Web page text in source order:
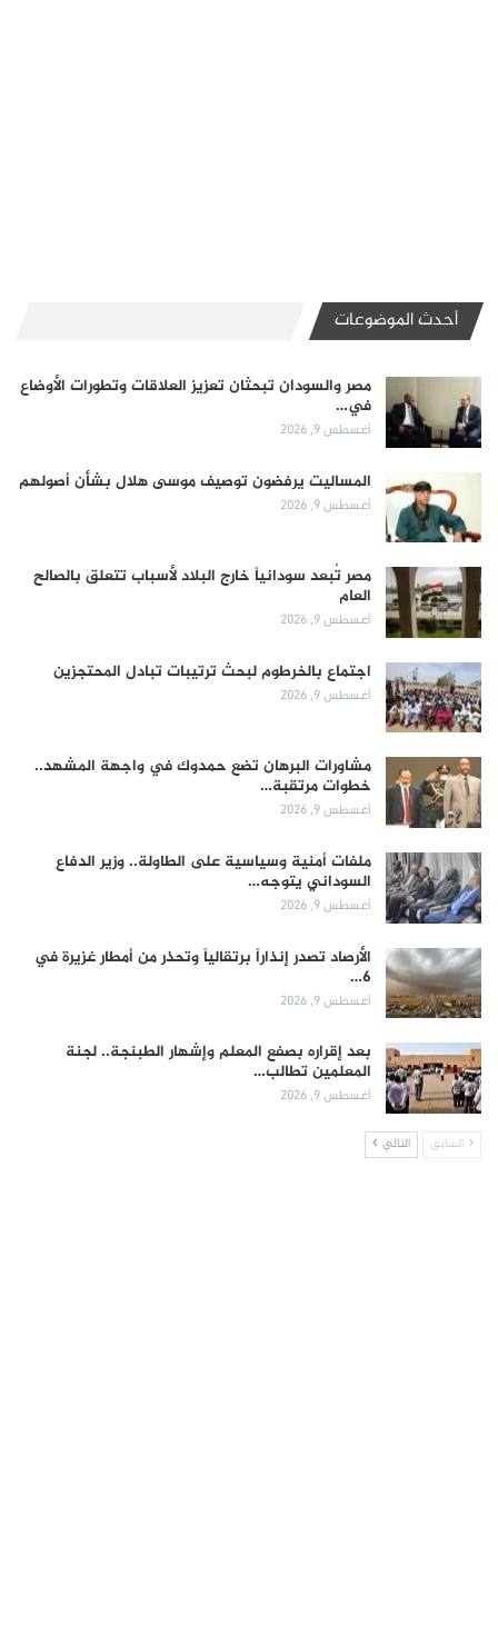
أحدث الموضوعات
مصر والسودان تبحثان تعزيز العلاقات وتطورات الأوضاع
في…
أغسطس 9, 2026
المساليت يرفضون توصيف موسى هلال بشأن أصولهم
أغسطس 9, 2026
مصر تُبعد سودانياً خارج البلاد لأسباب تتعلق بالصالح
العام
أغسطس 9, 2026
اجتماع بالخرطوم لبحث ترتيبات تبادل المحتجزين
أغسطس 9, 2026
مشاورات البرهان تضع حمدوك في واجهة المشهد..
خطوات مرتقبة…
أغسطس 9, 2026
ملفات أمنية وسياسية على الطاولة.. وزير الدفاع
السوداني يتوجه…
أغسطس 9, 2026
الأرصاد تصدر إنذاراً برتقالياً وتحذر من أمطار غزيرة في
6…
أغسطس 9, 2026
بعد إقراره بصفع المعلم وإشهار الطبنجة.. لجنة
المعلمين تطالب…
أغسطس 9, 2026
السابق التالي